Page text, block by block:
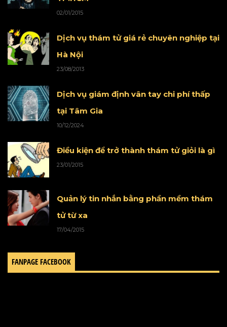
02/01/2015
Dịch vụ thám tử giá rẻ chuyên nghiệp tại
Hà Nội
23/08/2013
Dịch vụ giám định vân tay chi phí thấp
tại Tâm Gia
10/12/2024
Điều kiện để trở thành thám tử giỏi là gì
23/01/2015
Quản lý tin nhắn bằng phần mềm thám
tử từ xa
17/04/2015
FANPAGE FACEBOOK